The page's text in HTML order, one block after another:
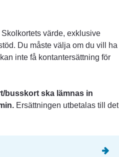
värde, exklusive
Du måste välja om du vill ha
inte få kontantersättning för
busskort ska lämnas in
Ersättningen utbetalas till det
till annan webbplats.